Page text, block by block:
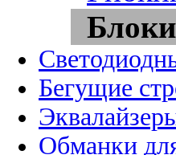
Бегущие
Обманки